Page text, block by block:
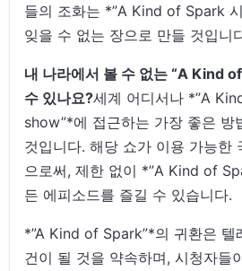
들의 조화는 *”A Kind of Spark
잊을 수 없는 장으로 만들 것입니
내 나라에서 볼 수 없는 “A Kind
수 있나요?세계 어디서나 *”A
show”*에 접근하는 가장 좋은 방
것입니다. 해당 쇼가 이용 가능한
으로써, 제한 없이 *”A Kind of
든 에피소드를 즐길 수 있습니다.
*”A Kind of Spark”*의 귀환은 텔
건이 될 것을 약속하며, 시청자들